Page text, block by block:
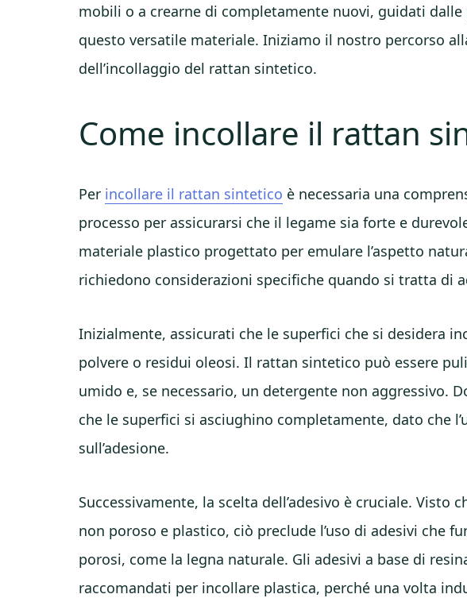
mobili o a crearne di completamente nuovi, guidati
questo versatile materiale. Iniziamo il nostro percorso
dell’incollaggio del rattan sintetico.
Come incollare il rattan
Per incollare il rattan sintetico è necessaria una
processo per assicurarsi che il legame sia forte e
materiale plastico progettato per emulare l’aspetto
richiedono considerazioni specifiche quando si tratta di
Inizialmente, assicurati che le superfici che si desidera
polvere o residui oleosi. Il rattan sintetico può essere
umido e, se necessario, un detergente non aggressivo.
che le superfici si asciughino completamente, dato che
sull’adesione.
Successivamente, la scelta dell’adesivo è cruciale.
non poroso e plastico, ciò preclude l’uso di adesivi che
porosi, come la legna naturale. Gli adesivi a base di
raccomandati per incollare plastica, perché una volta